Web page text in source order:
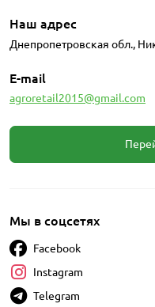
Наш адрес
Днепропетровская обл.,
E-mail
agroretail2015@gmail.com
Мы в соцсетях
Facebook
Instagram
Telegram